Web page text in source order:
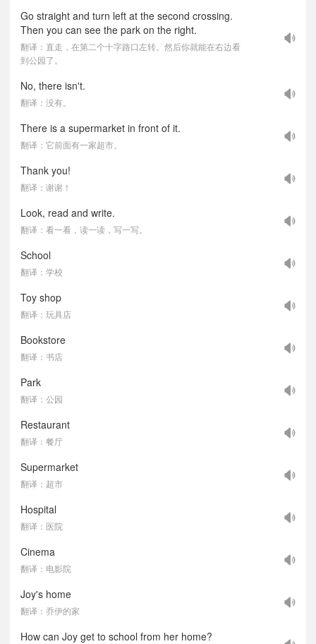
Go straight and turn left at the second crossing.
Then you can see the park on the right.
翻译：直走，在第二个十字路口左转。然后你就能在右边看
到公园了。
No, there isn't.
翻译：没有。
There is a supermarket in front of it.
翻译：它前面有一家超市。
Thank you!
翻译：谢谢！
Look, read and write.
翻译：看一看，读一读，写一写。
School
翻译：学校
Toy shop
翻译：玩具店
Bookstore
翻译：书店
Park
翻译：公园
Restaurant
翻译：餐厅
Supermarket
翻译：超市
Hospital
翻译：医院
Cinema
翻译：电影院
Joy's home
翻译：乔伊的家
How can Joy get to school from her home?